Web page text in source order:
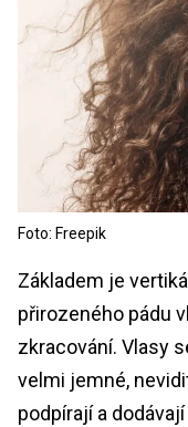
Foto: Freepik
Základem je
přirozeného pádu
zkracování. Vlasy
velmi jemné,
podpírají a